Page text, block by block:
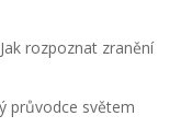
rozpoznat zranění
průvodce světem